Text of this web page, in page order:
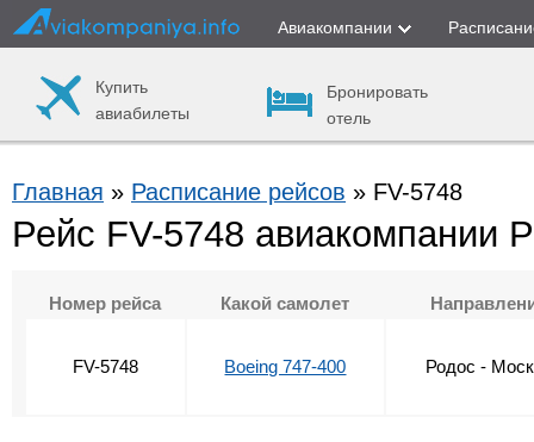
Авиакомпании
Купить
авиабилеты
Бронировать
отель
Главная » Расписание рейсов » FV-5748
Рейс FV-5748 авиакомпании
Номер рейса Какой самолет
FV-5748 Boeing 747-400 Родос -